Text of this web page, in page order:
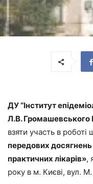
ДУ “Інститут
Л.В.
взяти участь в
передових досягнень
практичних лікарів»,
року в м. Києві, вул.